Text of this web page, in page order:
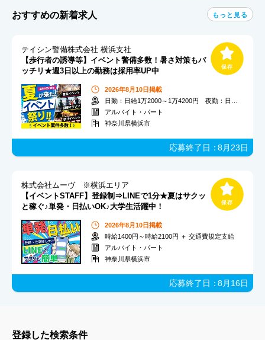
おすすめの新着求人 もっと見る
テイシン警備株式会社 横浜支社
【歩行者の誘導等】イベント警備多数！暑さ対策もバ
ッチリ★週3日以上の勤務は採用率UP中
2026年8月10日掲載
日勤：日給1万2000～1万4200円 夜勤：日給1万3500～1万5700円
アルバイト・パート
神奈川県横浜市
応募終了日：8月23日
株式会社ムーヴ ※横浜エリア
【イベントSTAFF】登録制⇒LINEで1分★夏はサクッ
と稼ぐ♪単発・日払いOK♪大学生活躍中！
2026年8月10日掲載
時給1400円～時給2100円 ＋ 交通費規定支給
アルバイト・パート
神奈川県横浜市
応募終了日：8月16日
登録した検索条件